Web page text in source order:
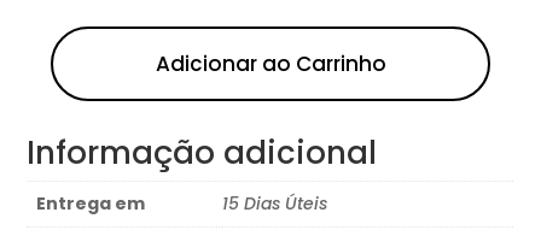
Adicionar ao Carrinho
Informação adicional
Entrega em 15 Dias Úteis